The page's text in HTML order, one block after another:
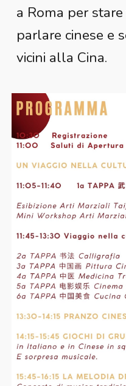
a Roma per
parlare cinese e
vicini alla Cina.